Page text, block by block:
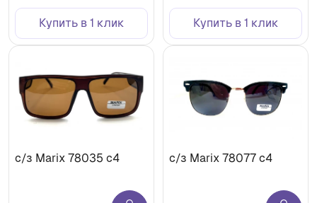
Купить в 1 клик Купить в 1 клик
с/з Marix 78035 c4 с/з Marix 78077 c4